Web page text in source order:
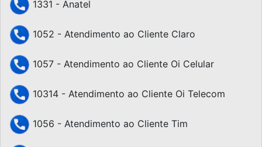
1331 - Anatel
1052 - Atendimento ao Cliente Claro
1057 - Atendimento ao Cliente Oi Celular
10314 - Atendimento ao Cliente Oi Telecom
1056 - Atendimento ao Cliente Tim